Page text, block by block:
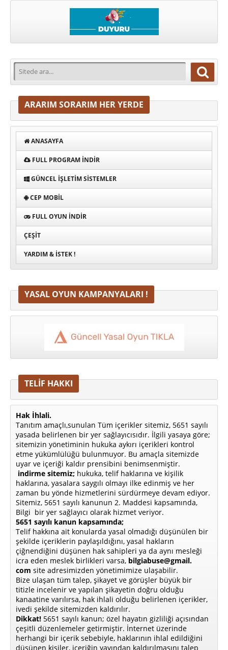
ARARIM SORARIM HER YERDE
ANASAYFA
FULL PROGRAM INDIR
GÜNCEL İŞLETIM SISTEMLER
CEP MOBIL
FULL OYUN İNDIR
ÇEŞIT
YARDIM & İSTEK !
YASAL OYUN KAMPANYALARI !
TELİF HAKKI
Hak İhlali.
Tanıtım amaçlı,sunulan Tüm içerikler sitemiz, 5651 sayılı
yasada belirlenen bir yer sağlayıcısıdır. İlgili yasaya göre;
sitemizin yönetiminin hukuka aykırı içerikleri kontrol
etme yükümlülüğü bulunmuyor. Bu amaçla sitemizde
uyar ve içeriği kaldır prensibini benimsenmiştir.
indirme sitemiz; hukuka, telif haklarına ve kişilik
haklarına, yasalara saygılı olmayı ilke edinmiş ve her
zaman bu yönde hizmetlerini sürdürmeye devam ediyor.
Sitemiz, 5651 sayılı kanunun 2. Maddesi kapsamında,
Bilgi bir yer sağlayıcı olarak hizmet veriyor.
5651 sayılı kanun kapsamında;
Telif hakkına ait konularda yasal olmadığı düşünülen bir
şekilde içeriklerin paylaşıldığını, yasal hakların
çiğnendiğini düşünen hak sahipleri ya da aynı mesleği
icra eden meslek birlikleri varsa, bilgiabuse@gmail.
com site adresimizden yönetimimize ulaşabilir.
Bize ulaşan tüm talep, şikayet ve görüşler büyük bir
titizle incelenir ve yapılan şikayetin doğru olduğu
kanaatine varılırsa, hak ihlali olduğu belirlenen içerikler,
ivedi şekilde sitemizden kaldırılır.
Dikkat! 5651 sayılı kanun; özel hayatın gizliliği açısından
çeşitli düzenlemeler getirmiştir. İnternet üzerinde
herhangi bir içerik sebebiyle, haklarının ihlal edildiğini
düşünen kişiler, içeriğin yayından kaldırılmasını talep